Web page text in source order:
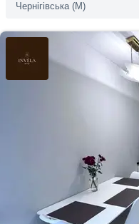
Чернігівська (M)